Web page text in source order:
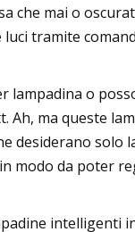
che mai o
tramite
lampadina o
Ah, ma queste
desiderano solo
modo da poter
intelligenti